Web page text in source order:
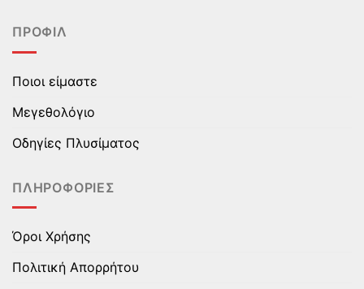
παραλλαγές.
Οι
μπορούν
επιλεγούν
στη
σελίδα
προϊόντος
ΠΡΟΦΊΛ
Ποιοι είμαστε
Μεγεθολόγιο
Οδηγίες Πλυσίματος
ΠΛΗΡΟΦΟΡΊΕΣ
Όροι Χρήσης
Πολιτική Απορρήτου